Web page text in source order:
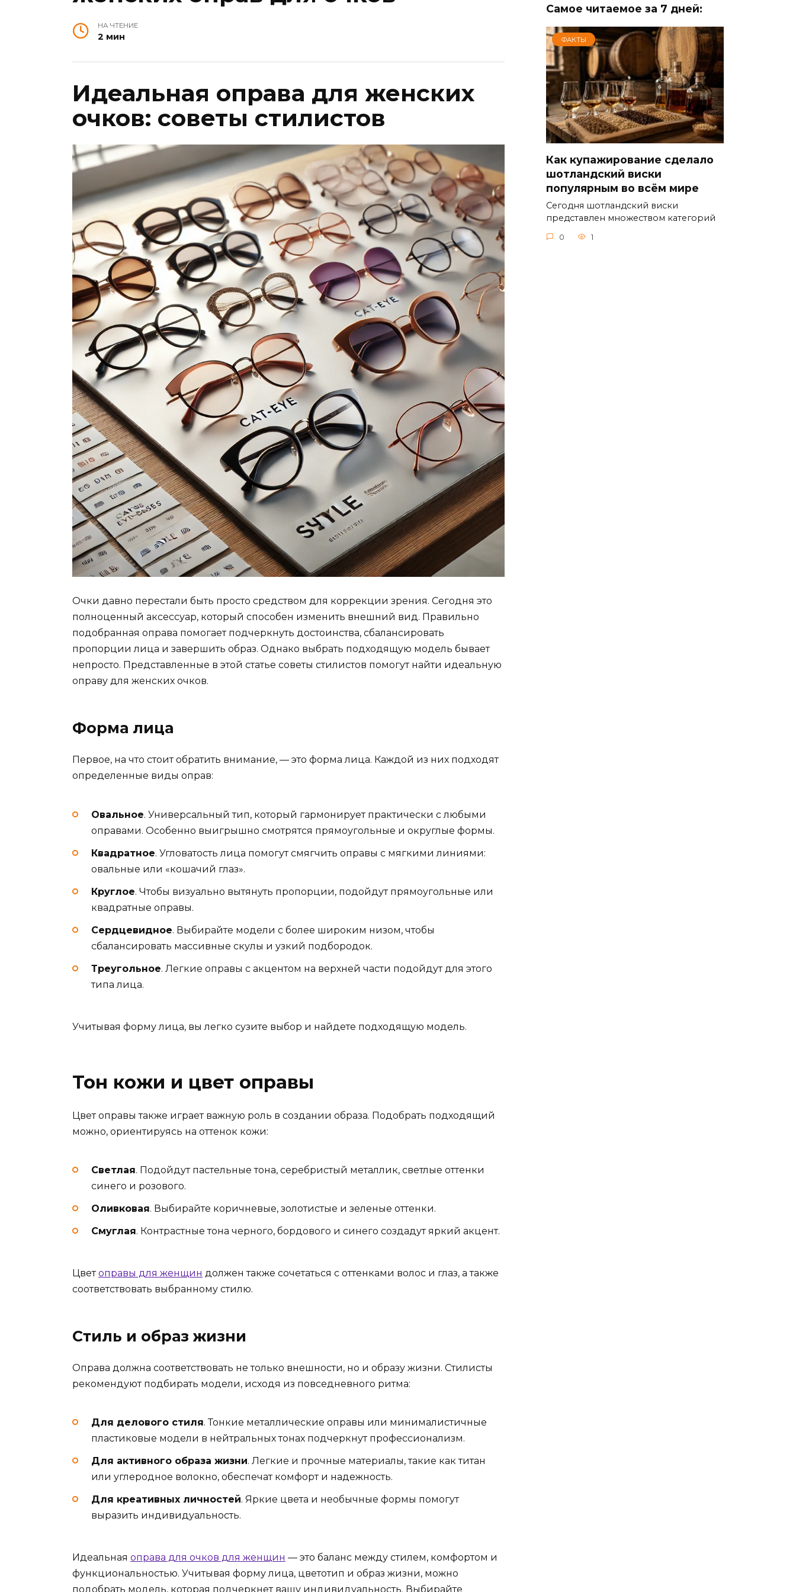
НА ЧТЕНИЕ
2 мин
Идеальная оправа для женских
очков: советы стилистов
Очки давно перестали быть просто средством для коррекции зрения. Сегодня это
полноценный аксессуар, который способен изменить внешний вид. Правильно
подобранная оправа помогает подчеркнуть достоинства, сбалансировать
пропорции лица и завершить образ. Однако выбрать подходящую модель бывает
непросто. Представленные в этой статье советы стилистов помогут найти идеальную
оправу для женских очков.
Форма лица
Первое, на что стоит обратить внимание, — это форма лица. Каждой из них подходят
определенные виды оправ:
Овальное. Универсальный тип, который гармонирует практически с любыми
оправами. Особенно выигрышно смотрятся прямоугольные и округлые формы.
Квадратное. Угловатость лица помогут смягчить оправы с мягкими линиями:
овальные или «кошачий глаз».
Круглое. Чтобы визуально вытянуть пропорции, подойдут прямоугольные или
квадратные оправы.
Сердцевидное. Выбирайте модели с более широким низом, чтобы
сбалансировать массивные скулы и узкий подбородок.
Треугольное. Легкие оправы с акцентом на верхней части подойдут для этого
типа лица.
Учитывая форму лица, вы легко сузите выбор и найдете подходящую модель.
Тон кожи и цвет оправы
Цвет оправы также играет важную роль в создании образа. Подобрать подходящий
можно, ориентируясь на оттенок кожи:
Светлая. Подойдут пастельные тона, серебристый металлик, светлые оттенки
синего и розового.
Оливковая. Выбирайте коричневые, золотистые и зеленые оттенки.
Смуглая. Контрастные тона черного, бордового и синего создадут яркий акцент.
Цветоправы для женщин должен также сочетаться с оттенками волос и глаз, а также
соответствовать выбранному стилю.
Стиль и образ жизни
Оправа должна соответствовать не только внешности, но и образу жизни. Стилисты
рекомендуют подбирать модели, исходя из повседневного ритма:
Для делового стиля. Тонкие металлические оправы или минималистичные
пластиковые модели в нейтральных тонах подчеркнут профессионализм.
Для активного образа жизни. Легкие и прочные материалы, такие как титан
или углеродное волокно, обеспечат комфорт и надежность.
Для креативных личностей. Яркие цвета и необычные формы помогут
выразить индивидуальность.
Идеальная оправа для очков для женщин — это баланс между стилем, комфортом и
функциональностью. Учитывая форму лица, цветотип и образ жизни, можно
подобрать модель, которая подчеркнет вашу индивидуальность. Выбирайте
Самое читаемое за 7 дней:
ФАКТЫ
Как купажирование сделало
шотландский виски
популярным во всём мире
Сегодня шотландский виски
представлен множеством категорий
0 1